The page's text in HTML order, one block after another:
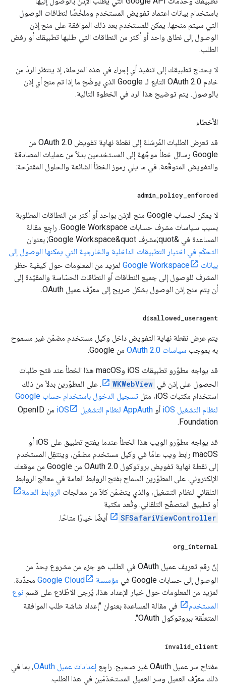
باستخدام بيانات اعتماد تفويض المستخدم وملخّصًا لنطاقات الوصول
التي سيتم منحها. يمكن للمستخدم بعد ذلك الموافقة على منح إذن
الوصول إلى نطاق واحد أو أكثر من النطاقات التي طلبها تطبيقك أو رفض
الطلب.
لا يحتاج تطبيقك إلى تنفيذ أي إجراء في هذه المرحلة، إذ ينتظر الردّ من
خادم OAuth 2.0 التابع لـ Google الذي يوضّح ما إذا تم منح أي إذن
بالوصول. يتم توضيح هذا الرد في الخطوة التالية.
الأخطاء
قد تعرض الطلبات المُرسَلة إلى نقطة نهاية تفويض OAuth 2.0 من
Google رسائل خطأ موجّهة إلى المستخدمين بدلاً من عمليات المصادقة
والتفويض المتوقّعة. في ما يلي رموز الخطأ الشائعة والحلول المقترَحة:
admin policy enforced
لا يمكن لحساب Google منح الإذن بواحد أو أكثر من النطاقات المطلوبة
بسبب سياسات مشرف حسابات Google Workspace. راجِع مقالة
المساعدة في &quot;مشرف Google Workspace&quot; بعنوان
التحكّم في اختيار التطبيقات الداخلية والخارجية التي يمكنها الوصول إلى
بيانات Google Workspace
لمزيد من المعلومات حول كيفية حظر
المشرف للوصول إلى جميع النطاقات أو النطاقات الحسّاسة والمقيّدة إلى
أن يتم منح إذن الوصول بشكل صريح إلى معرّف عميل OAuth.
disallowed useragent
يتم عرض نقطة نهاية التفويض داخل وكيل مستخدم مضمّن غير مسموح
به بموجب سياسات OAuth 2.0 من Google.
قد يواجه مطوّرو تطبيقات iOS وmacOS هذا الخطأ عند فتح طلبات
الحصول على إذن في WKWebView
. على المطوّرين بدلاً من ذلك
استخدام مكتبات iOS، مثل
تسجيل الدخول باستخدام حساب Google
لنظام التشغيل iOS
أو AppAuth لنظام التشغيل iOS
من OpenID
Foundation.
قد يواجه مطوّرو الويب هذا الخطأ عندما يفتح تطبيق على iOS أو
macOS رابط ويب عامًا في وكيل مستخدم مضمّن، وينتقِل المستخدم
إلى نقطة نهاية تفويض بروتوكول OAuth 2.0 من Google من موقعك
الإلكتروني. على المطوّرين السماح بفتح الروابط العامة في معالج الروابط
التلقائي لنظام التشغيل، والذي يتضمّن كلاً من معالجات الروابط العامة
أو تطبيق المتصفّح التلقائي. وتُعد مكتبة
SFSafariViewController
أيضًا خيارًا متاحًا.
org internal
إنّ رقم تعريف عميل OAuth في الطلب هو جزء من مشروع يحدّ من
الوصول إلى حسابات Google في
مؤسسة Google Cloud
محدّدة.
لمزيد من المعلومات حول خيار الإعداد هذا، يُرجى الاطّلاع على قسم نوع
المستخدم
في مقالة المساعدة بعنوان "إعداد شاشة طلب الموافقة
المتعلّقة ببروتوكول OAuth".
invalid client
مفتاح سر عميل OAuth غير صحيح. راجِع إعدادات عميل OAuth
، بما في
ذلك معرّف العميل وسر العميل المستخدَمَين في هذا الطلب.